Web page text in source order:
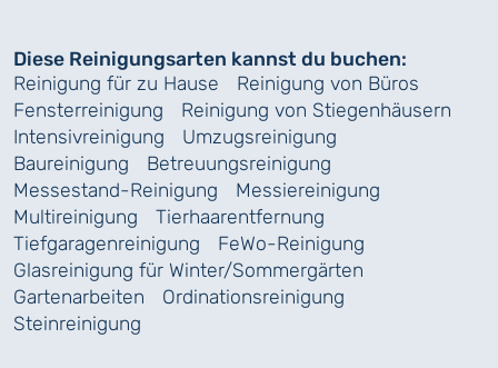
Diese Reinigungsarten kannst du buchen:
Reinigung für zu Hause
Reinigung von Büros
Fensterreinigung
Reinigung von Stiegenhäusern
Intensivreinigung
Umzugsreinigung
Baureinigung
Betreuungsreinigung
Messestand-Reinigung
Messiereinigung
Multireinigung
Tierhaarentfernung
Tiefgaragenreinigung
FeWo-Reinigung
Glasreinigung für Winter/Sommergärten
Gartenarbeiten
Ordinationsreinigung
Steinreinigung